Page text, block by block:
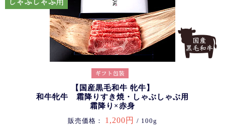
【国産黒毛和牛 牝牛】
和牛牝牛 霜降りすき焼・しゃぶしゃぶ用
霜降り×赤身
販売価格： 1,200円 / 100g